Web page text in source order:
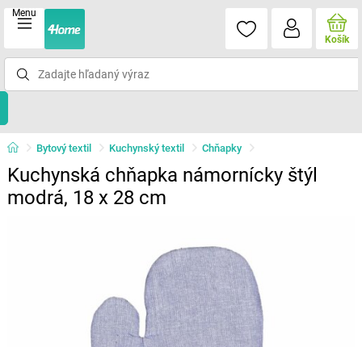
Menu
Košík
Bytový textil Kuchynský textil Chňapky
Kuchynská chňapka námornícky štýl
modrá, 18 x 28 cm